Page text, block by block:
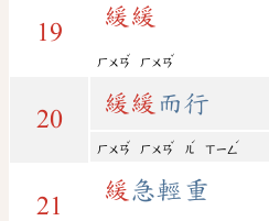
19
緩 緩
ㄏㄨㄢ
ˇ
ㄏㄨㄢ
ˇ
20
緩 緩 而行
ㄏㄨㄢ
ˇ
ㄏㄨㄢ
ˇ
ㄦ
ˊ
ㄒㄧㄥ
ˊ
21
緩 急輕重